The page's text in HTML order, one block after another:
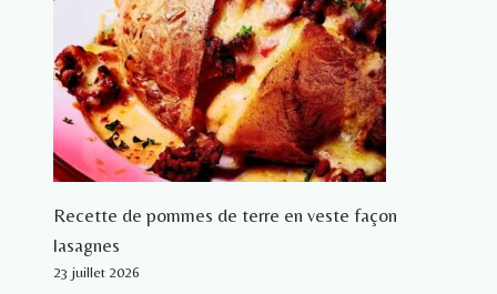
Recette de pommes de terre en veste façon
lasagnes
23 juillet 2026